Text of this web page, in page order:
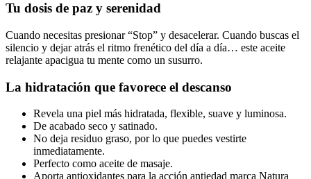
Tu dosis de paz y serenidad
Cuando necesitas presionar “Stop” y desacelerar. Cuando buscas el
silencio y dejar atrás el ritmo frenético del día a día… este aceite
relajante apacigua tu mente como un susurro.
La hidratación que favorece el descanso
Revela una piel más hidratada, flexible, suave y luminosa.
De acabado seco y satinado.
No deja residuo graso, por lo que puedes vestirte
inmediatamente.
Perfecto como aceite de masaje.
Aporta antioxidantes para la acción antiedad marca Natura